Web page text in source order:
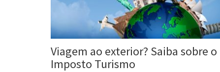
Viagem ao exterior? Saiba sobre o
Imposto Turismo